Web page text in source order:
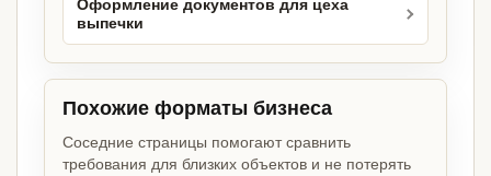
Оформление документов для цеха
выпечки
Похожие форматы бизнеса
Соседние страницы помогают сравнить
требования для близких объектов и не потерять